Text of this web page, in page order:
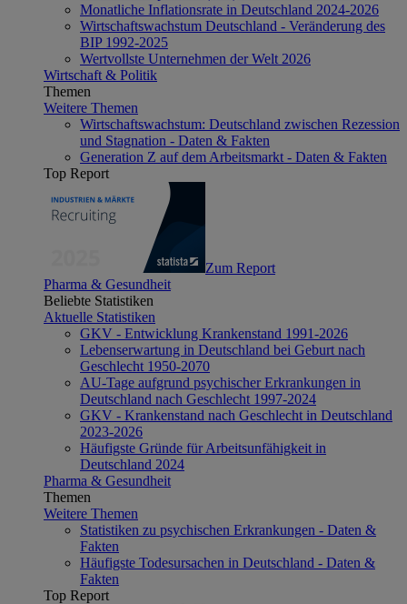
Monatliche Inflationsrate in Deutschland 2024-2026
Wirtschaftswachstum Deutschland - Veränderung des
BIP 1992-2025
Wertvollste Unternehmen der Welt 2026
Wirtschaft & Politik
Themen
Weitere Themen
Wirtschaftswachstum: Deutschland zwischen Rezession
und Stagnation - Daten & Fakten
Generation Z auf dem Arbeitsmarkt - Daten & Fakten
Top Report
Zum Report
Pharma & Gesundheit
Beliebte Statistiken
Aktuelle Statistiken
GKV - Entwicklung Krankenstand 1991-2026
Lebenserwartung in Deutschland bei Geburt nach
Geschlecht 1950-2070
AU-Tage aufgrund psychischer Erkrankungen in
Deutschland nach Geschlecht 1997-2024
GKV - Krankenstand nach Geschlecht in Deutschland
2023-2026
Häufigste Gründe für Arbeitsunfähigkeit in
Deutschland 2024
Pharma & Gesundheit
Themen
Weitere Themen
Statistiken zu psychischen Erkrankungen - Daten &
Fakten
Häufigste Todesursachen in Deutschland - Daten &
Fakten
Top Report